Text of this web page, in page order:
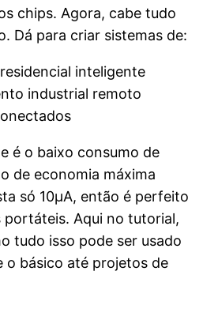
chips. Agora, cabe tudo
Dá para criar sistemas de:
inteligente
industrial remoto
é o baixo consumo de
de economia máxima
só 10μA, então é perfeito
portáteis. Aqui no tutorial,
tudo isso pode ser usado
o básico até projetos de